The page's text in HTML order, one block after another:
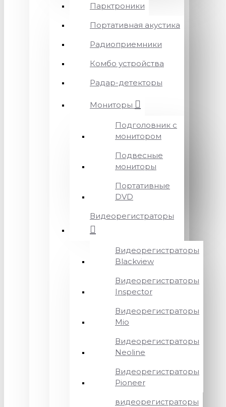
Парктроники
Портативная акустика
Радиоприемники
Комбо устройства
Радар-детекторы
Мониторы
Подголовник с
монитором
Подвесные
мониторы
Портативные
DVD
Видеорегистраторы
Видеорегистраторы
Blackview
Видеорегистраторы
Inspector
Видеорегистраторы
Mio
Видеорегистраторы
Neoline
Видеорегистраторы
Pioneer
видеорегистраторы